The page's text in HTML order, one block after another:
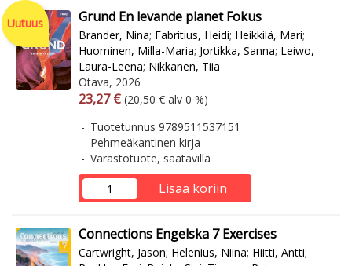
Uutuus Grund En levande planet Fokus
Brander, Nina; Fabritius, Heidi; Heikkilä, Mari;
Huominen, Milla-Maria; Jortikka, Sanna; Leiwo,
Laura-Leena; Nikkanen, Tiia
Otava, 2026
Arvonlisäverollinen hinta
23,27 € Arvonlisäveroton hinta
(20,50 € alv 0 %)
Tuotetunnus 9789511537151
Pehmeäkantinen kirja
Varastotuote, saatavilla
Lisää koriin
Connections Engelska 7 Exercises
Cartwright, Jason; Helenius, Niina; Hiitti, Antti;